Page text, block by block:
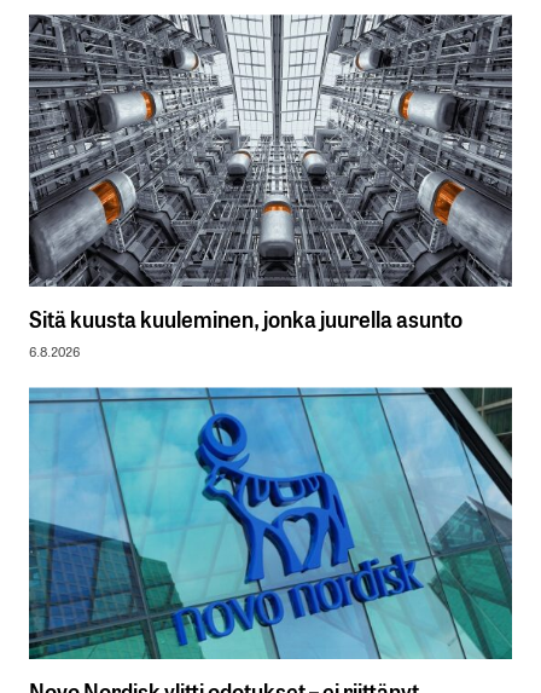
Sitä kuusta kuuleminen, jonka juurella asunto
6.8.2026